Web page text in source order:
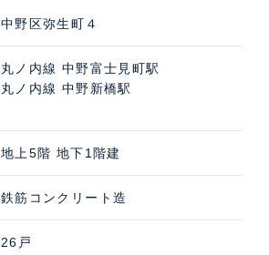
中野区弥生町４
丸ノ内線 中野富士見町駅
丸ノ内線 中野新橋駅
地上5階 地下1階建
鉄筋コンクリート造
26戸